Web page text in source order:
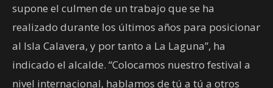
supone el culmen de un trabajo que se ha
realizado durante los últimos años para posicionar
al Isla Calavera, y por tanto a La Laguna”, ha
indicado el alcalde. “Colocamos nuestro festival a
nivel internacional, hablamos de tú a tú a otros